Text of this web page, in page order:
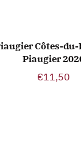
AAN
Côtes-du-
Piaugier
€11,50